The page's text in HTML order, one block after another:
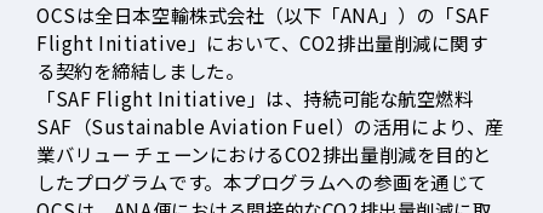
OCSは全日本空輸株式会社（以下「ANA」）の「SAF
Flight Initiative」において、CO2排出量削減に関す
る契約を締結しました。
「SAF Flight Initiative」は、持続可能な航空燃料
SAF（Sustainable Aviation Fuel）の活用により、産
業バリュー チェーンにおけるCO2排出量削減を目的と
したプログラムです。本プログラムへの参画を通じて